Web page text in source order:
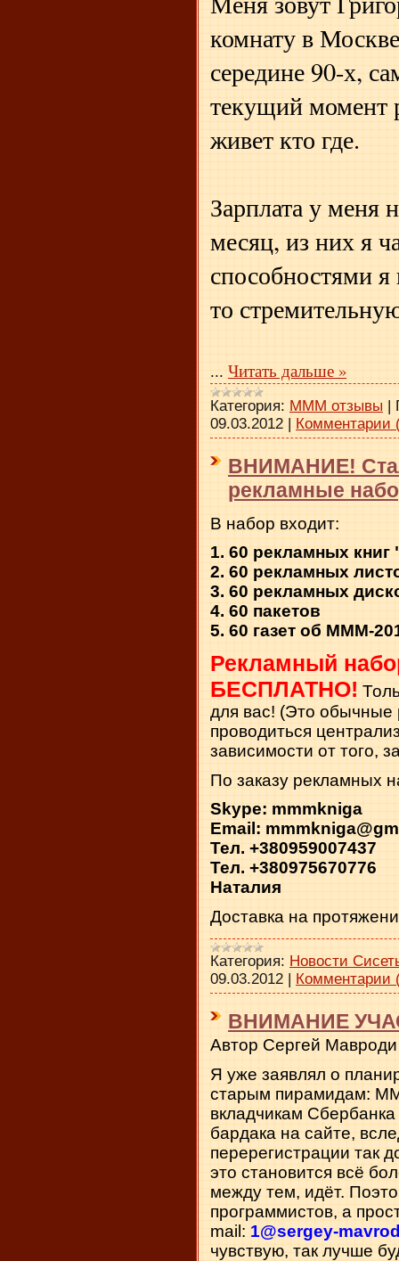
комнату в
середине 90-х,
текущий момент
живет кто где.
Зарплата у меня
месяц, из них я
способностями
то
... Читать дальше »
Категория: МММ отзывы |
09.03.2012 | Комментарии
ВНИМАНИЕ!
рекламные
В набор входит:
1. 60 рекламных
2. 60 рекламных
3. 60 рекламных
4. 60 пакетов
5. 60 газет об МММ-
Рекламный
БЕСПЛАТНО!
для вас! (Это обычные
проводиться
зависимости от того,
По заказу рекламных
Skype: mmmkniga
Email:
Тел. +380959007437
Тел. +380975670776
Наталия
Доставка на
Категория: Новости
09.03.2012 | Комментарии
ВНИМАНИЕ
Автор Сергей Мавроди
Я уже заявлял о
старым пирамидам:
вкладчикам
бардака на сайте,
перерегистрации так
это становится всё
между тем, идёт.
программистов, а
mail: 1@sergey-
чувствую, так лучше